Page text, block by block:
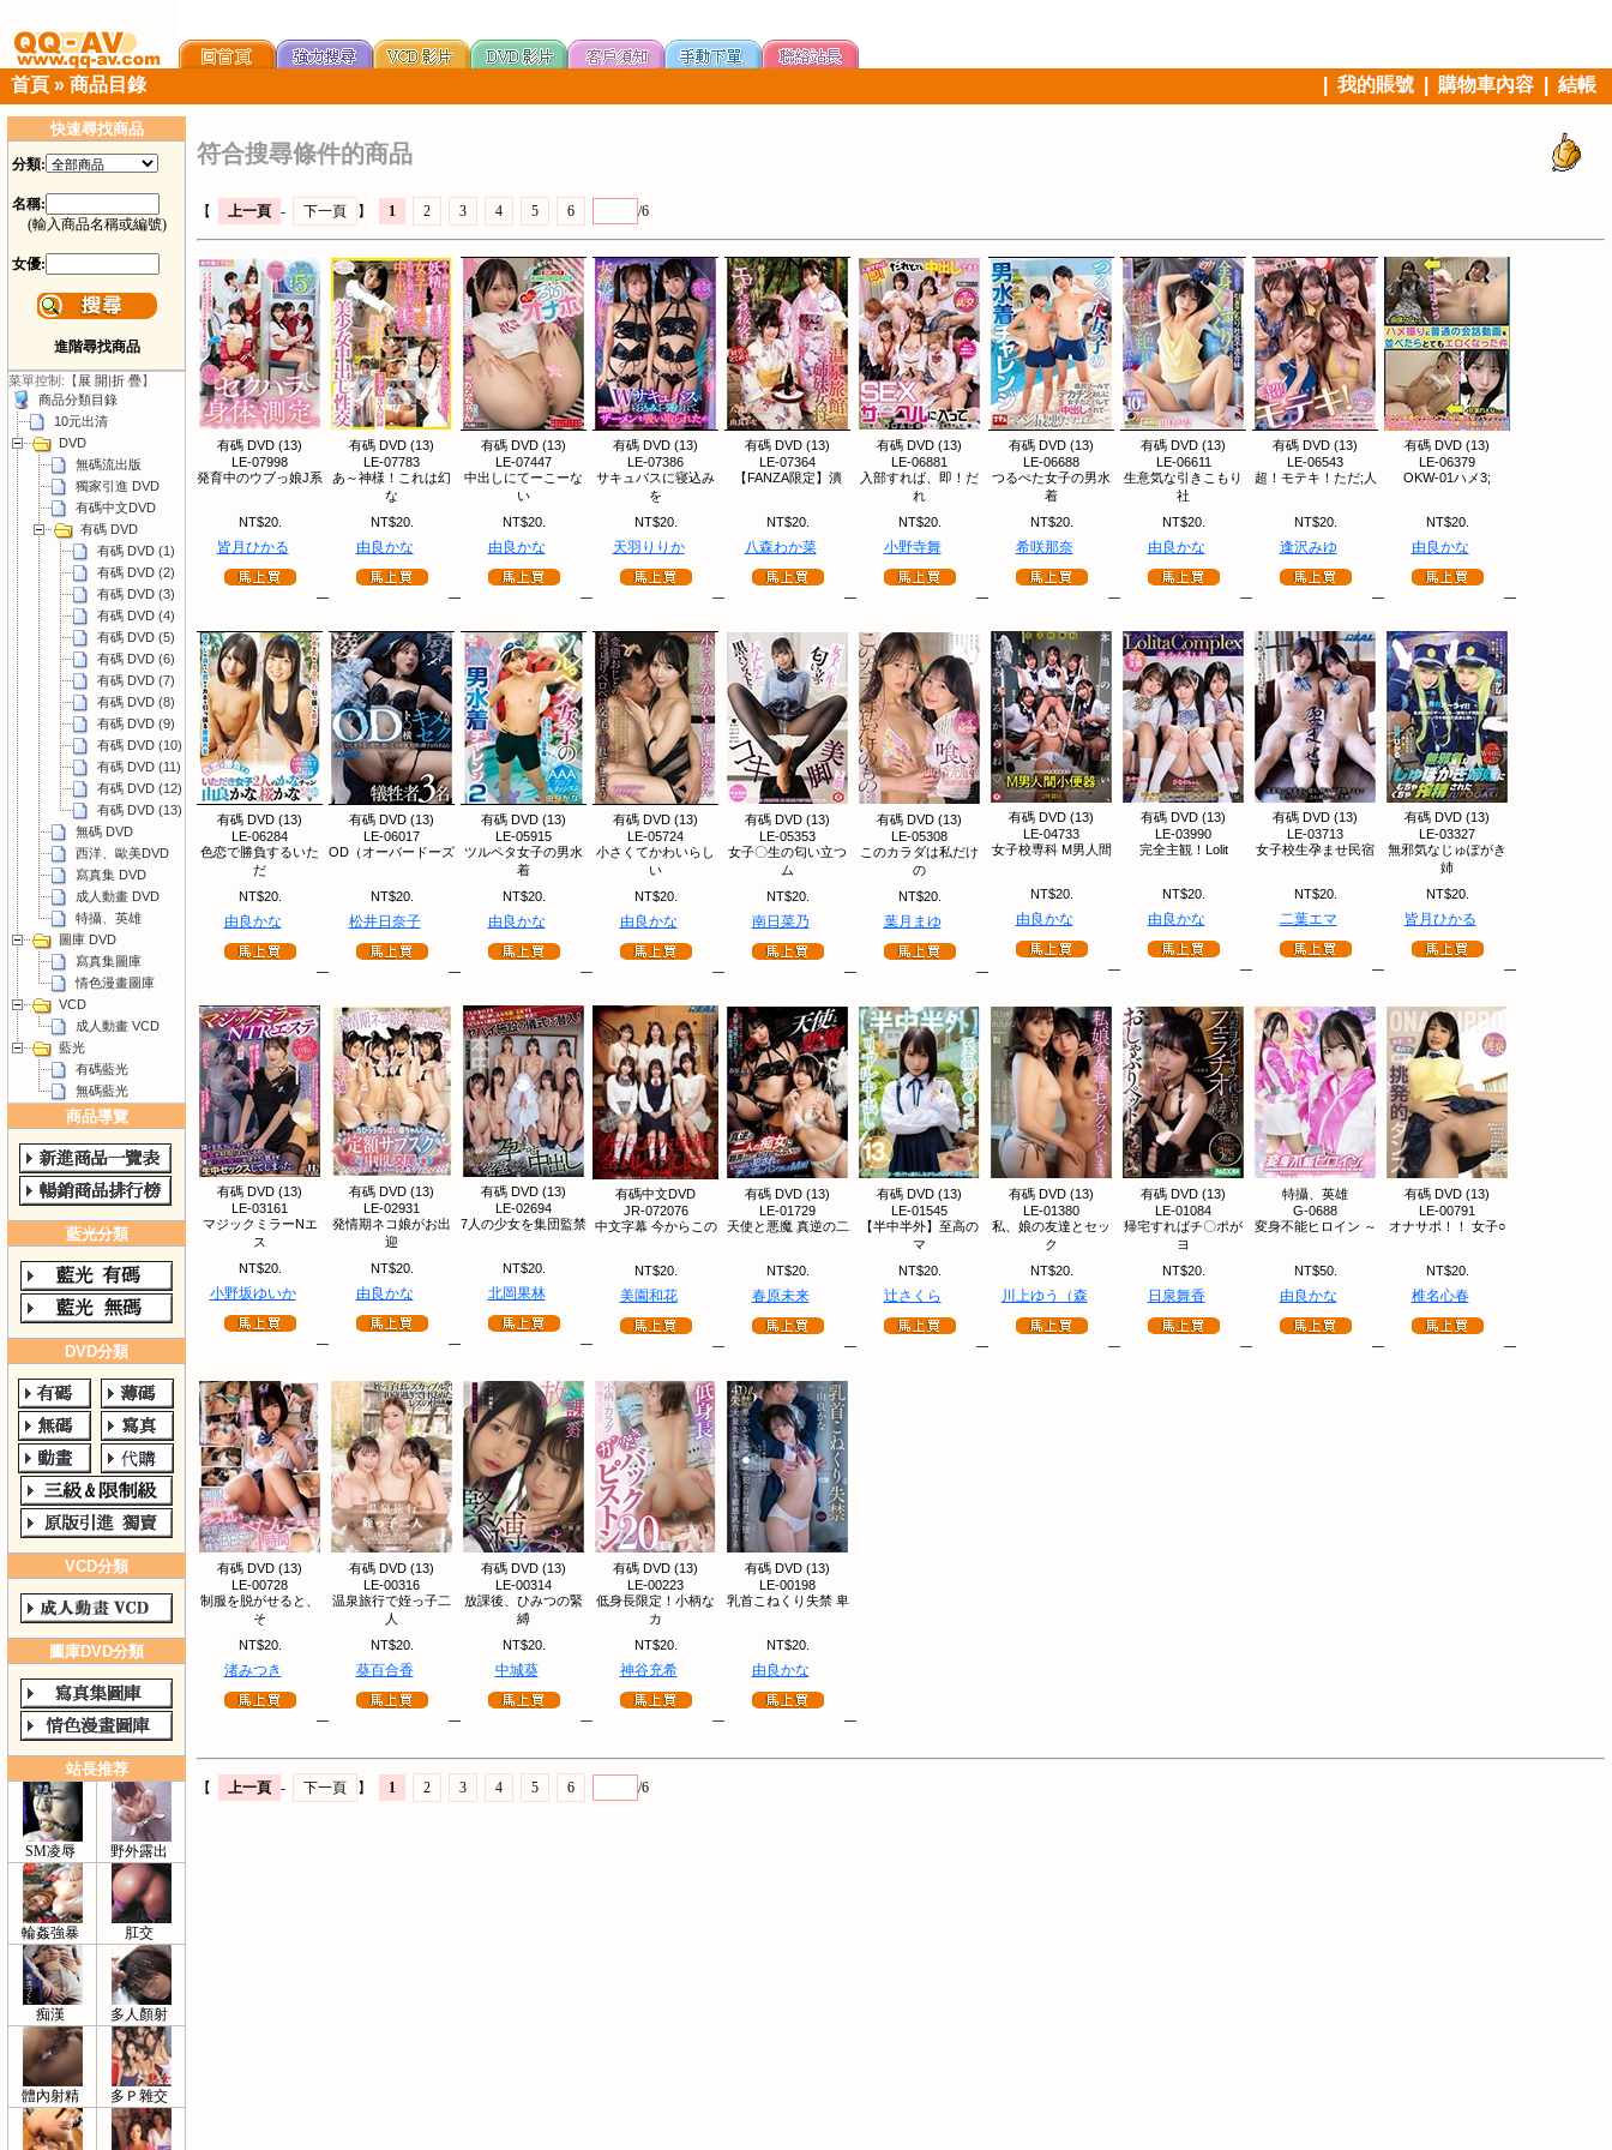
首頁 » 商品目錄 我的賬號 購物車內容 結帳
快速尋找商品
分類:
名稱:
(輸入商品名稱或編號)
女優:
進階尋找商品
菜單控制:【展 開|折 疊】
商品分類目錄
10元出清
DVD
無碼流出版
獨家引進 DVD
有碼中文DVD
有碼 DVD
有碼 DVD (1)
有碼 DVD (2)
有碼 DVD (3)
有碼 DVD (4)
有碼 DVD (5)
有碼 DVD (6)
有碼 DVD (7)
有碼 DVD (8)
有碼 DVD (9)
有碼 DVD (10)
有碼 DVD (11)
有碼 DVD (12)
有碼 DVD (13)
無碼 DVD
西洋、歐美DVD
寫真集 DVD
成人動畫 DVD
特攝、英雄
圖庫 DVD
寫真集圖庫
情色漫畫圖庫
VCD
成人動畫 VCD
藍光
有碼藍光
無碼藍光
商品導覽
藍光分類
DVD分類
VCD分類
圖庫DVD分類
站長推荐
SM凌辱 野外露出
輪姦強暴 肛交
痴漢 多人顏射
體內射精 多Ｐ雜交
符合搜尋條件的商品
【 上一頁 - 下一頁 】 1 2 3 4 5 6 /6
有碼 DVD (13)
LE-07998
発育中のウブっ娘J系
NT$20.
皆月ひかる
有碼 DVD (13)
LE-07783
あ～神様！これは幻
な
NT$20.
由良かな
有碼 DVD (13)
LE-07447
中出しにてーこーな
い
NT$20.
由良かな
有碼 DVD (13)
LE-07386
サキュバスに寝込み
を
NT$20.
天羽りりか
有碼 DVD (13)
LE-07364
【FANZA限定】潰
NT$20.
八森わか菜
有碼 DVD (13)
LE-06881
入部すれば、即！だ
れ
NT$20.
小野寺舞
有碼 DVD (13)
LE-06688
つるぺた女子の男水
着
NT$20.
希咲那奈
有碼 DVD (13)
LE-06611
生意気な引きこもり
社
NT$20.
由良かな
有碼 DVD (13)
LE-06543
超！モテキ！ただ;人
NT$20.
逢沢みゆ
有碼 DVD (13)
LE-06379
OKW-01ハメ3;
NT$20.
由良かな
有碼 DVD (13)
LE-06284
色恋で勝負するいた
だ
NT$20.
由良かな
有碼 DVD (13)
LE-06017
OD（オーバードーズ
NT$20.
松井日奈子
有碼 DVD (13)
LE-05915
ツルペタ女子の男水
着
NT$20.
由良かな
有碼 DVD (13)
LE-05724
小さくてかわいらし
い
NT$20.
由良かな
有碼 DVD (13)
LE-05353
女子〇生の匂い立つ
ム
NT$20.
南日菜乃
有碼 DVD (13)
LE-05308
このカラダは私だけ
の
NT$20.
葉月まゆ
有碼 DVD (13)
LE-04733
女子校専科 M男人間
NT$20.
由良かな
有碼 DVD (13)
LE-03990
完全主観！Lolit
NT$20.
由良かな
有碼 DVD (13)
LE-03713
女子校生孕ませ民宿
NT$20.
二葉エマ
有碼 DVD (13)
LE-03327
無邪気なじゅぽがき
姉
NT$20.
皆月ひかる
有碼 DVD (13)
LE-03161
マジックミラーNエ
ス
NT$20.
小野坂ゆいか
有碼 DVD (13)
LE-02931
発情期ネコ娘がお出
迎
NT$20.
由良かな
有碼 DVD (13)
LE-02694
7人の少女を集団監禁
NT$20.
北岡果林
有碼中文DVD
JR-072076
中文字幕 今からこの
NT$20.
美園和花
有碼 DVD (13)
LE-01729
天使と悪魔 真逆の二
NT$20.
春原未来
有碼 DVD (13)
LE-01545
【半中半外】至高の
マ
NT$20.
辻さくら
有碼 DVD (13)
LE-01380
私、娘の友達とセッ
ク
NT$20.
川上ゆう（森
有碼 DVD (13)
LE-01084
帰宅すればチ〇ポが
ヨ
NT$20.
日泉舞香
特攝、英雄
G-0688
変身不能ヒロイン ～
NT$50.
由良かな
有碼 DVD (13)
LE-00791
オナサポ！！ 女子○
NT$20.
椎名心春
有碼 DVD (13)
LE-00728
制服を脱がせると、
そ
NT$20.
渚みつき
有碼 DVD (13)
LE-00316
温泉旅行で姪っ子二
人
NT$20.
葵百合香
有碼 DVD (13)
LE-00314
放課後、ひみつの緊
縛
NT$20.
中城葵
有碼 DVD (13)
LE-00223
低身長限定！小柄な
カ
NT$20.
神谷充希
有碼 DVD (13)
LE-00198
乳首こねくり失禁 卑
NT$20.
由良かな
【 上一頁 - 下一頁 】 1 2 3 4 5 6 /6